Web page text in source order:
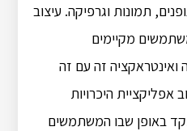
תמונות וגרפיקה. עיצוב
מקיימים
ואינטראקציה זה עם זה
היכרויות
באופן שבו המשתמשים